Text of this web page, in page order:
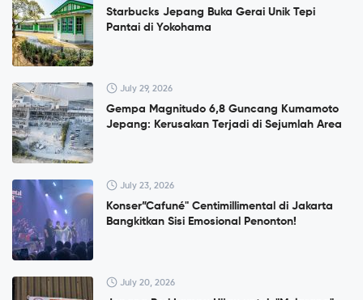
Starbucks Jepang Buka Gerai Unik Tepi
Pantai di Yokohama
July 29, 2026
Gempa Magnitudo 6,8 Guncang Kumamoto
Jepang: Kerusakan Terjadi di Sejumlah Area
July 23, 2026
Konser”Cafuné" Centimillimental di Jakarta
Bangkitkan Sisi Emosional Penonton!
July 20, 2026